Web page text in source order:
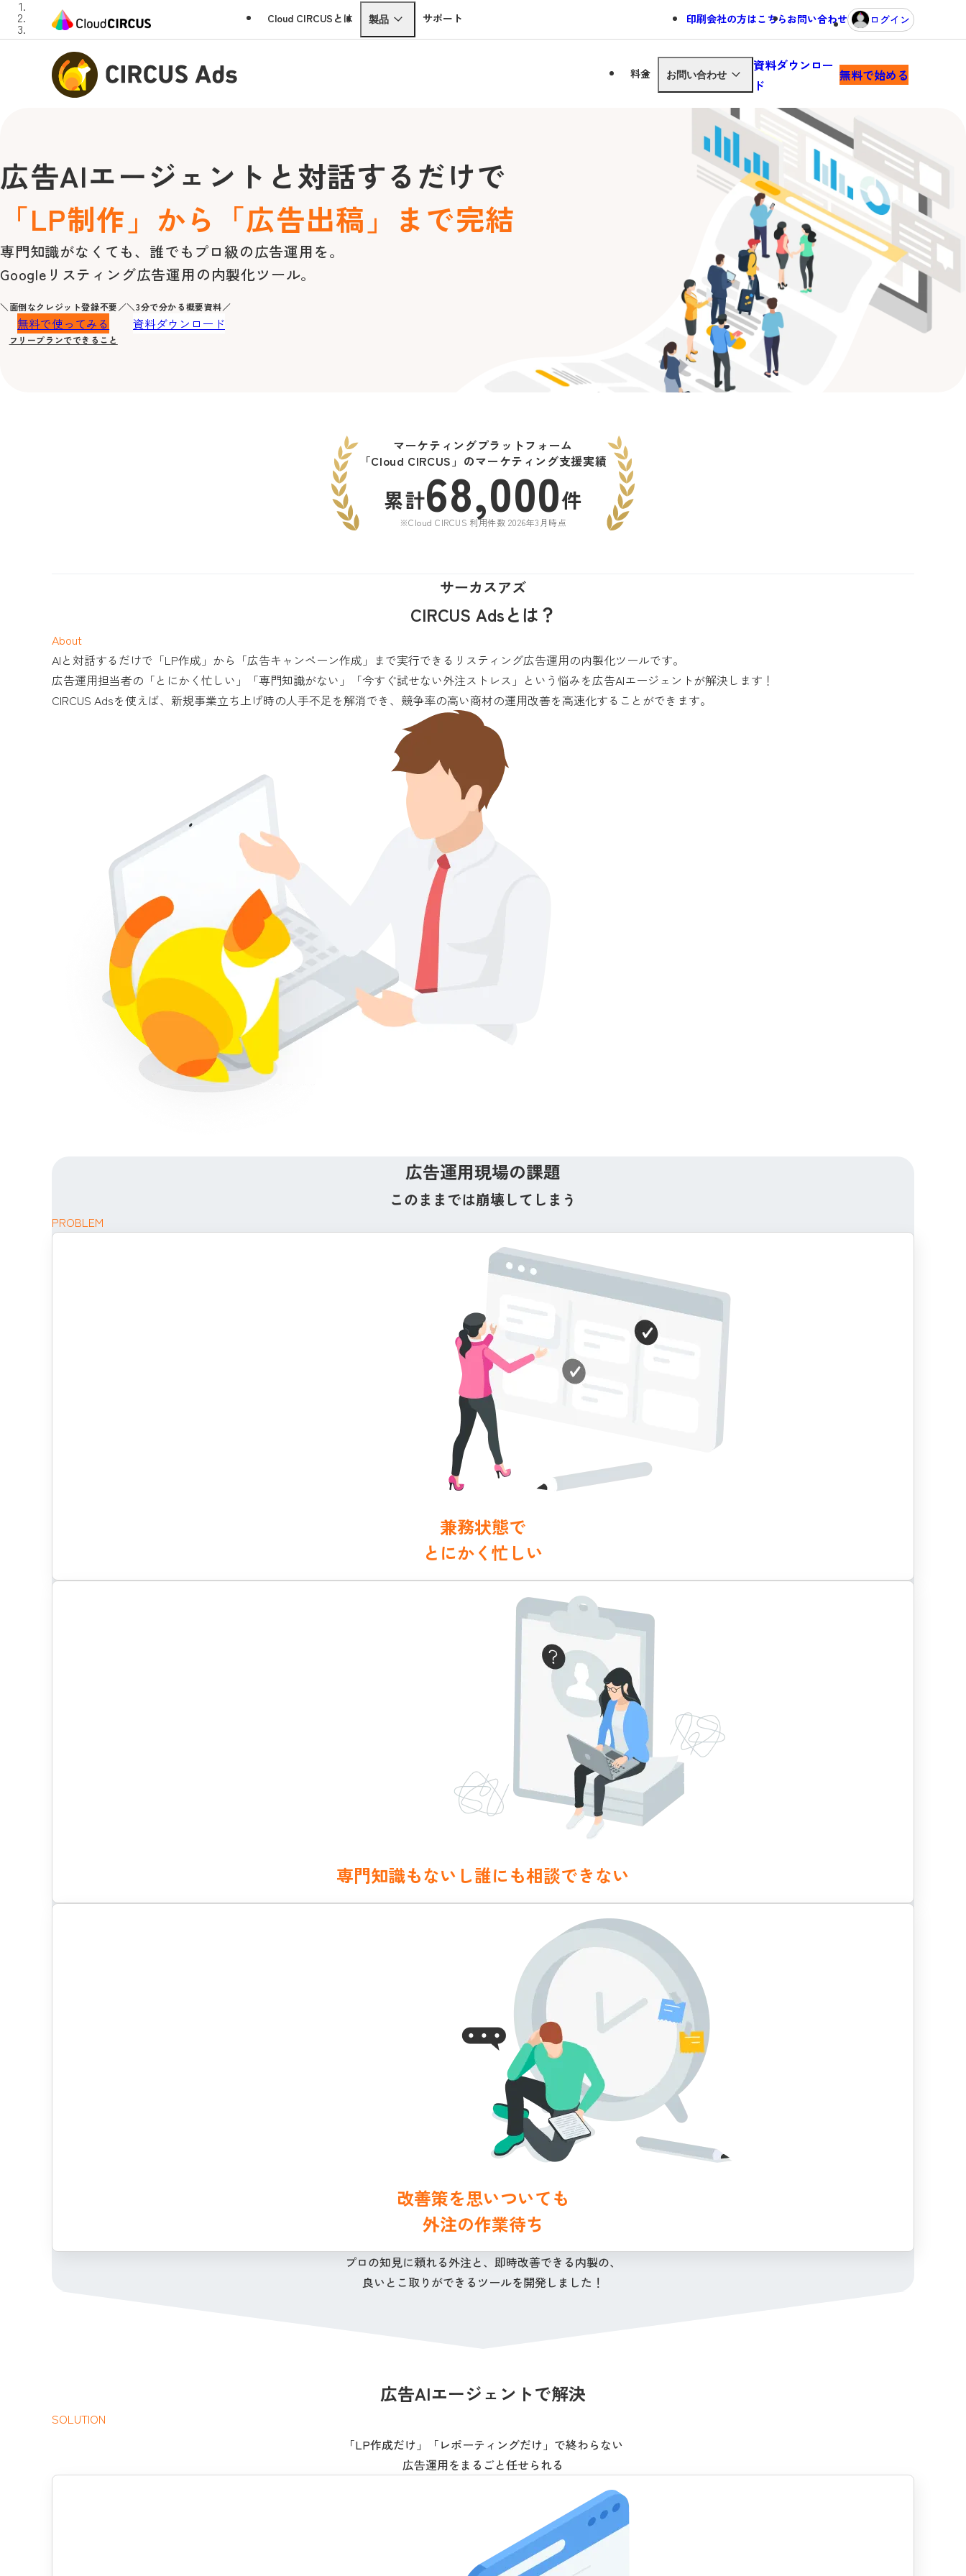
Cloud CIRCUSとは 製品 サポート 印刷会社の方はこちらお問い合わせ ログイン
料金 お問い合わせ
資料ダウンロー
ド
無料で始める
広告AIエージェントと対話するだけで
「LP制作」から「広告出稿」まで完結
専門知識がなくても、 誰でもプロ級の広告運用を。
Googleリスティング広告運用の内製化ツール。
＼面倒なクレジット登録不要／
無料で使ってみる
フリープランでできること
＼3分で分かる概要資料／
資料ダウンロード
マーケティングプラットフォーム
「Cloud CIRCUS」のマーケティング支援実績
累計68,000件
※Cloud CIRCUS 利用件数 2026年3月時点
サーカスアズ
CIRCUS Adsとは？
About
AIと対話するだけで「LP作成」から「広告キャンペーン作成」まで実行できるリスティング広告運用の内製化ツールです。
広告運用担当者の「とにかく忙しい」「専門知識がない」「今すぐ試せない外注ストレス」という悩みを広告AIエージェントが解決します！
CIRCUS Adsを使えば、新規事業立ち上げ時の人手不足を解消でき、競争率の高い商材の運用改善を高速化することができます。
広告運用現場の課題
このままでは崩壊してしまう
PROBLEM
兼務状態で
とにかく忙しい
専門知識もないし誰にも相談できない
改善策を思いついても
外注の作業待ち
プロの知見に頼れる外注と、即時改善できる内製の、
良いとこ取りができるツールを開発しました！
広告AIエージェントで解決
SOLUTION
「LP作成だけ」「レポーティングだけ」で終わらない
広告運用をまるごと任せられる